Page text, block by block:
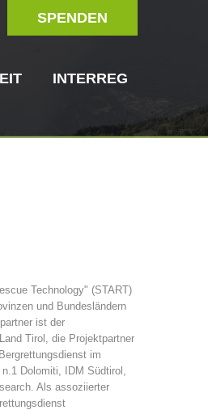
SPENDEN
INTERREG
4112 - RESYST
Technology" (START)
und Bundesländern
ist der
Tirol, die Projektpartner
im
Dolomiti, IDM Südtirol,
Als assoziierter